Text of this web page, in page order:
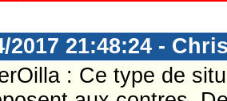
2017 21:48:24 -
: Ce type de